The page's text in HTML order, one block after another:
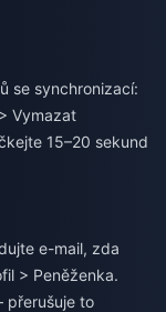
se synchronizací:
Vymazat
15–20 sekund
e-mail, zda
> Peněženka.
přerušuje to